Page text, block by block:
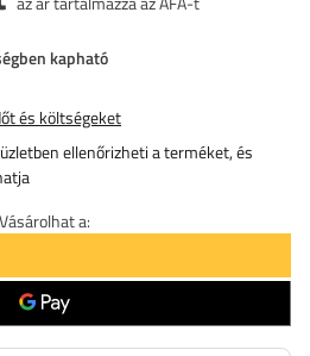
kapható
és költségeket
ellenőrizheti a terméket, és
Vásárolhat a: